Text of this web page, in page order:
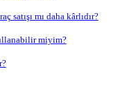
satışı mı daha kârlıdır?
miyim?